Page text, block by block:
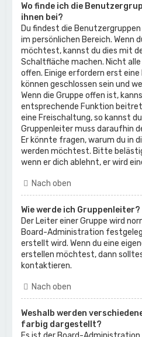
Wo finde ich die
ihnen bei?
Du findest die
im persönlichen Bereich. Wenn
möchtest, kannst du dies mit
Schaltfläche machen. Nicht alle
offen. Einige erfordern erst
können geschlossen sein und
Wenn die Gruppe offen ist,
entsprechende Funktion
eine Freischaltung, so kannst
Gruppenleiter muss daraufhin
Er könnte fragen, warum du in
werden möchtest. Bitte
wenn er dich ablehnt, er wird
Nach oben
Wie werde ich Gruppenleiter?
Der Leiter einer Gruppe wird
Board-Administration
erstellt wird. Wenn du eine
erstellen möchtest, dann
kontaktieren.
Nach oben
Weshalb werden
farbig dargestellt?